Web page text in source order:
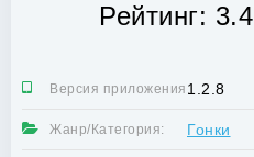
Рейтинг: 3.4
Версия приложения:1.2.8
Жанр/Категория: Гонки